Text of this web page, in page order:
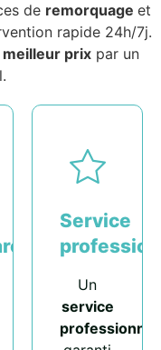
de remorquage et
rapide 24h/7j.
meilleur prixpar un
Service
Un
service
professionnel